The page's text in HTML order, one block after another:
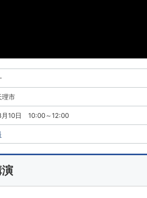
理市
月10日 10:00～12:00